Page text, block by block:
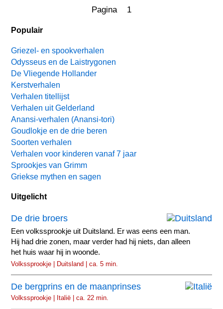
Pagina 1
Populair
Griezel- en spookverhalen
Odysseus en de Laistrygonen
De Vliegende Hollander
Kerstverhalen
Verhalen titellijst
Verhalen uit Gelderland
Anansi-verhalen (Anansi-tori)
Goudlokje en de drie beren
Soorten verhalen
Verhalen voor kinderen vanaf 7 jaar
Sprookjes van Grimm
Griekse mythen en sagen
Uitgelicht
De drie broers
Een volkssprookje uit Duitsland. Er was eens een man.
Hij had drie zonen, maar verder had hij niets, dan alleen
het huis waar hij in woonde.
Volkssprookje | Duitsland | ca. 5 min.
De bergprins en de maanprinses
Volkssprookje | Italië | ca. 22 min.